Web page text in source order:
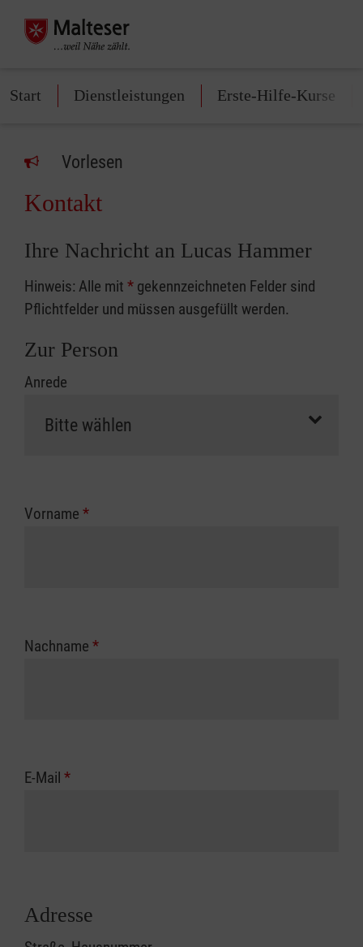
Start Dienstleistungen Erste-Hilfe-Kurse
Vorlesen
Kontakt
Ihre Nachricht an Lucas Hammer
Hinweis: Alle mit * gekennzeichneten Felder sind
Pflichtfelder und müssen ausgefüllt werden.
Zur Person
Anrede
Vorname *
Nachname *
E-Mail *
Adresse